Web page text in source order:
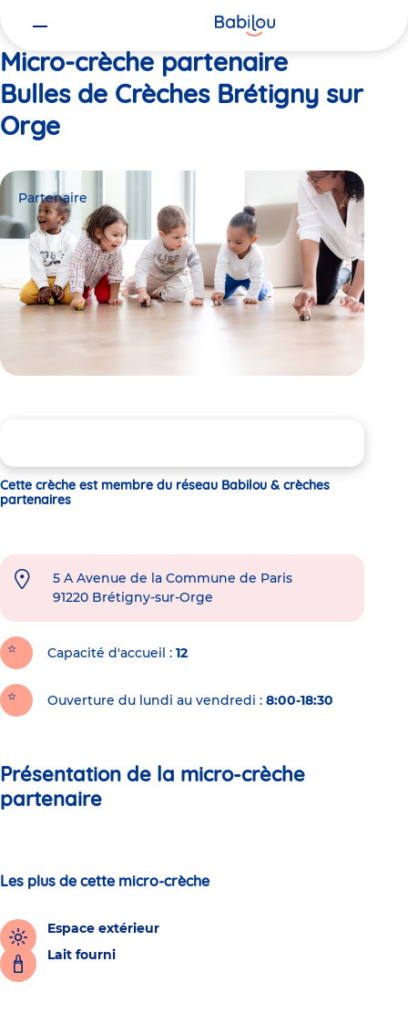
Micro-crèche partenaire
Bulles de Crèches Brétigny sur
Orge
Partenaire
Cette crèche est membre du réseau Babilou & crèches
partenaires
5 A Avenue de la Commune de Paris
91220 Brétigny-sur-Orge
Capacité d'accueil 12
Ouverture du lundi au vendredi : 8:00-18:30
Présentation de la micro-crèche
partenaire
Les plus de cette micro-crèche
Espace extérieur
Lait fourni